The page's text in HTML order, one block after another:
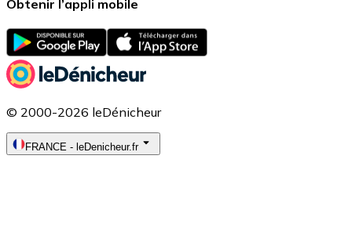
Obtenir l’appli mobile
© 2000-2026 leDénicheur
FRANCE - leDenicheur.fr